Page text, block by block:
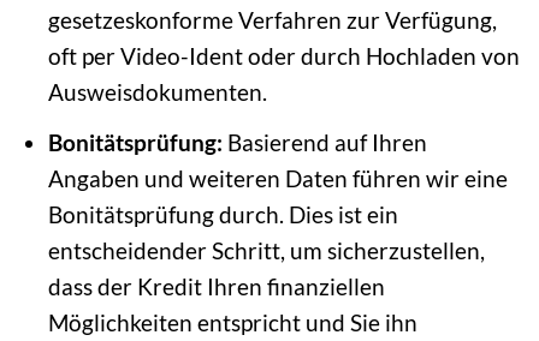
gesetzeskonforme Verfahren zur Verfügung,
oft per Video-Ident oder durch Hochladen von
Ausweisdokumenten.
Bonitätsprüfung: Basierend auf Ihren
Angaben und weiteren Daten führen wir eine
Bonitätsprüfung durch. Dies ist ein
entscheidender Schritt, um sicherzustellen,
dass der Kredit Ihren finanziellen
Möglichkeiten entspricht und Sie ihn